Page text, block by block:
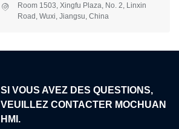
Room 1503, Xingfu Plaza, No. 2, Linxin
Road, Wuxi, Jiangsu, China
SI VOUS AVEZ DES QUESTIONS,
VEUILLEZ CONTACTER MOCHUAN
HMI.